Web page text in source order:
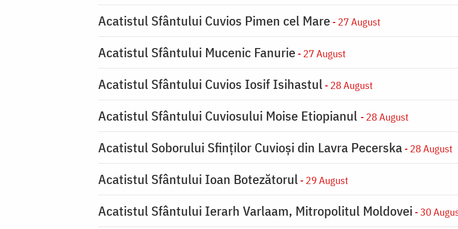
Acatistul Sfântului Cuvios Pimen cel Mare - 27 August
Acatistul Sfântului Mucenic Fanurie - 27 August
Acatistul Sfântului Cuvios Iosif Isihastul - 28 August
Acatistul Sfântului Cuviosului Moise Etiopianul - 28 August
Acatistul Soborului Sfinților Cuvioși din Lavra Pecerska- 28 August
Acatistul Sfântului Ioan Botezătorul - 29 August
Acatistul Sfântului Ierarh Varlaam, Mitropolitul Moldovei - 30